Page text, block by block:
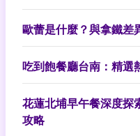
歐蕾是什麼？與拿鐵差
吃到飽餐廳台南：精選
花蓮北埔早午餐深度探
攻略